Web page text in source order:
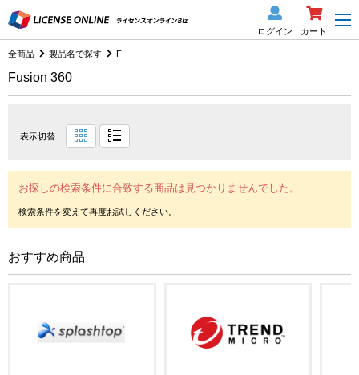
ログイン カート
全商品 製品名で探す F
Fusion 360
表示切替
お探しの検索条件に合致する商品は見つかりませんでした。
おすすめ商品